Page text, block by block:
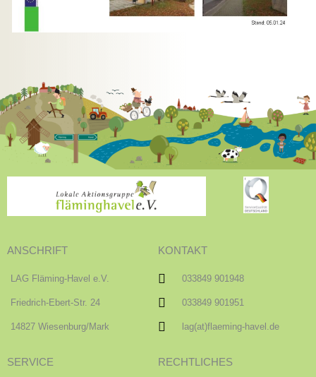
ANSCHRIFT
LAG Fläming-Havel e.V.
Friedrich-Ebert-Str. 24
14827 Wiesenburg/Mark
KONTAKT
033849 901948
033849 901951
lag(at)flaeming-havel.de
SERVICE RECHTLICHES